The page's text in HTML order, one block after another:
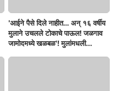
'आईने पैसे दिले नाहीत... अन् १६ वर्षीय
मुलाने उचलले टोकाचे पाऊल! जळगाव
जामोदमध्ये खळबळ'! मुलांमधली